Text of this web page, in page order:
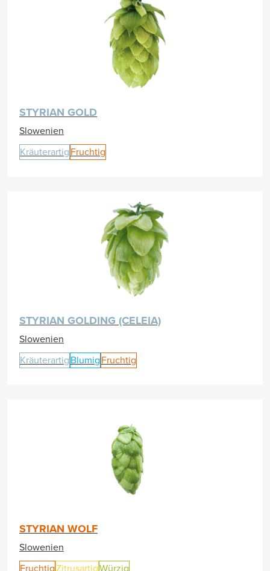
STYRIAN GOLD
Slowenien
Kräuterartig Fruchtig
STYRIAN GOLDING (CELEIA)
Slowenien
Kräuterartig Blumig Fruchtig
STYRIAN WOLF
Slowenien
FruchtigZitrusartigWürzig